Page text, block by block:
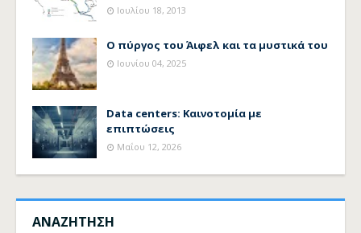
Ιουλίου 18, 2013
Ο πύργος του Άιφελ και τα μυστικά του
Ιουνίου 04, 2025
Data centers: Καινοτομία με
επιπτώσεις
Μαΐου 12, 2026
ΑΝΑΖΗΤΗΣΗ